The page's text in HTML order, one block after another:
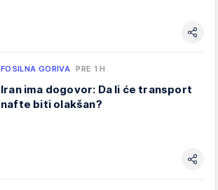
FOSILNA GORIVA PRE 1 H
Iran ima dogovor: Da li će transport
nafte biti olakšan?